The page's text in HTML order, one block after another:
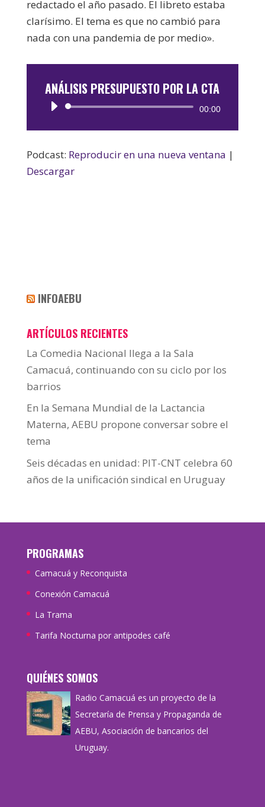
redactado el año pasado. El libreto estaba
clarísimo. El tema es que no cambió para
nada con una pandemia de por medio».
ANÁLISIS PRESUPUESTO POR LA CTA
Reproductor
00:00
Podcast: Reproducir en una nueva ventana |
Descargar
INFOAEBU
ARTÍCULOS RECIENTES
La Comedia Nacional llega a la Sala
Camacuá, continuando con su ciclo por los
barrios
En la Semana Mundial de la Lactancia
Materna, AEBU propone conversar sobre el
tema
Seis décadas en unidad: PIT-CNT celebra 60
años de la unificación sindical en Uruguay
PROGRAMAS
Camacuá y Reconquista
Conexión Camacuá
La Trama
Tarifa Nocturna por antipodes café
QUIÉNES SOMOS
Radio Camacuá es un proyecto de la
Secretaría de Prensa y Propaganda de
AEBU, Asociación de bancarios del
Uruguay.